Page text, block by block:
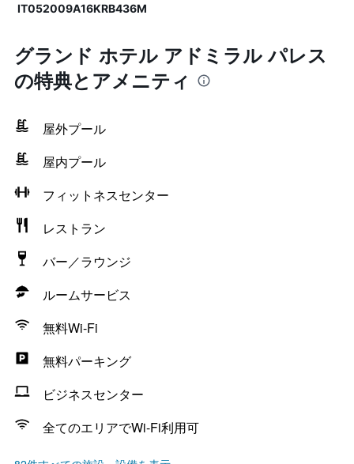
IT052009A16KRB436M
グランド ホテル アドミラル パレス
の特典とアメニティ
屋外プール
屋内プール
フィットネスセンター
レストラン
バー／ラウンジ
ルームサービス
無料Wi-Fi
無料パーキング
ビジネスセンター
全てのエリアでWi-Fi利用可